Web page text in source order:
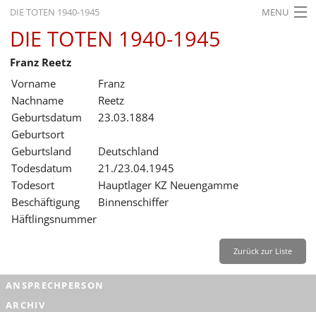
DIE TOTEN 1940-1945 MENU
STARTSEITE
AKTUELLES
AUSSTELLUNGEN
GESCHICHTE
BILDUNG
FORSCHUNG
SERVICE
Leichte Sprache
DIE TOTEN 1940-1945
Franz Reetz
Vorname
Franz
Nachname
Reetz
Geburtsdatum
23.03.1884
Geburtsort
Geburtsland
Deutschland
Todesdatum
21./23.04.1945
Todesort
Hauptlager KZ Neuengamme
Beschäftigung
Binnenschiffer
Häftlingsnummer
Zurück zur Liste
ANSPRECHPERSON
ARCHIV